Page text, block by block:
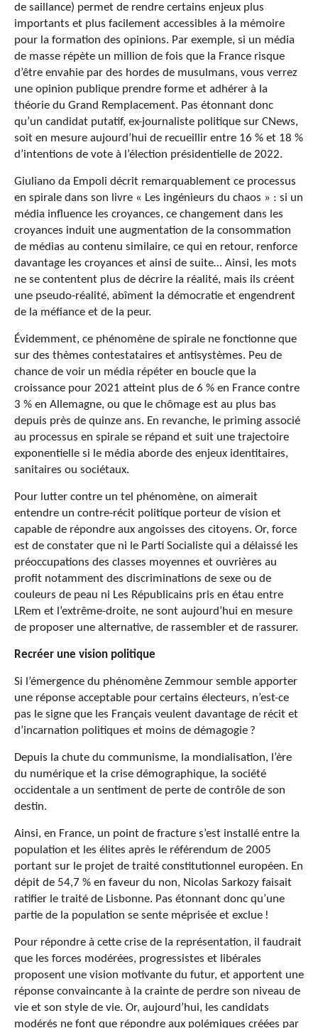
de saillance) permet de rendre certains enjeux plus
importants et plus facilement accessibles à la mémoire
pour la formation des opinions. Par exemple, si un média
de masse répète un million de fois que la France risque
d’être envahie par des hordes de musulmans, vous verrez
une opinion publique prendre forme et adhérer à la
théorie du Grand Remplacement. Pas étonnant donc
qu’un candidat putatif, ex-journaliste politique sur CNews,
soit en mesure aujourd’hui de recueillir entre 16 % et 18 %
d’intentions de vote à l’élection présidentielle de 2022.
Giuliano da Empoli décrit remarquablement ce processus
en spirale dans son livre « Les ingénieurs du chaos » : si un
média influence les croyances, ce changement dans les
croyances induit une augmentation de la consommation
de médias au contenu similaire, ce qui en retour, renforce
davantage les croyances et ainsi de suite… Ainsi, les mots
ne se contentent plus de décrire la réalité, mais ils créent
une pseudo-réalité, abîment la démocratie et engendrent
de la méfiance et de la peur.
Évidemment, ce phénomène de spirale ne fonctionne que
sur des thèmes contestataires et antisystèmes. Peu de
chance de voir un média répéter en boucle que la
croissance pour 2021 atteint plus de 6 % en France contre
3 % en Allemagne, ou que le chômage est au plus bas
depuis près de quinze ans. En revanche, le priming associé
au processus en spirale se répand et suit une trajectoire
exponentielle si le média aborde des enjeux identitaires,
sanitaires ou sociétaux.
Pour lutter contre un tel phénomène, on aimerait
entendre un contre-récit politique porteur de vision et
capable de répondre aux angoisses des citoyens. Or, force
est de constater que ni le Parti Socialiste qui a délaissé les
préoccupations des classes moyennes et ouvrières au
profit notamment des discriminations de sexe ou de
couleurs de peau ni Les Républicains pris en étau entre
LRem et l’extrême-droite, ne sont aujourd’hui en mesure
de proposer une alternative, de rassembler et de rassurer.
Recréer une vision politique
Si l’émergence du phénomène Zemmour semble apporter
une réponse acceptable pour certains électeurs, n’est-ce
pas le signe que les Français veulent davantage de récit et
d’incarnation politiques et moins de démagogie ?
Depuis la chute du communisme, la mondialisation, l’ère
du numérique et la crise démographique, la société
occidentale a un sentiment de perte de contrôle de son
destin.
Ainsi, en France, un point de fracture s’est installé entre la
population et les élites après le référendum de 2005
portant sur le projet de traité constitutionnel européen. En
dépit de 54,7 % en faveur du non, Nicolas Sarkozy faisait
ratifier le traité de Lisbonne. Pas étonnant donc qu’une
partie de la population se sente méprisée et exclue !
Pour répondre à cette crise de la représentation, il faudrait
que les forces modérées, progressistes et libérales
proposent une vision motivante du futur, et apportent une
réponse convaincante à la crainte de perdre son niveau de
vie et son style de vie. Or, aujourd’hui, les candidats
modérés ne font que répondre aux polémiques créées par